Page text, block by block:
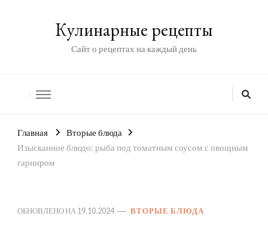
Кулинарные рецепты
Сайт о рецептах на каждый день
Главная
Вторые блюда
Изысканное блюдо: рыба под томатным соусом с овощным
гарниром
ОБНОВЛЕНО НА 19.10.2024 ВТОРЫЕ БЛЮДА